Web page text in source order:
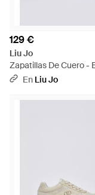
129 €
Liu Jo
Zapatillas De Cuero -
En Liu Jo